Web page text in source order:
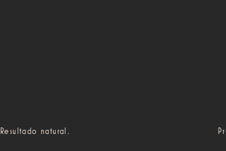
Resultado natural.